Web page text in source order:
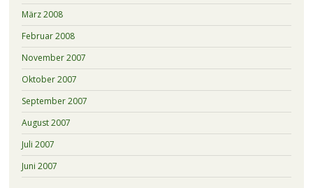
März 2008
Februar 2008
November 2007
Oktober 2007
September 2007
August 2007
Juli 2007
Juni 2007